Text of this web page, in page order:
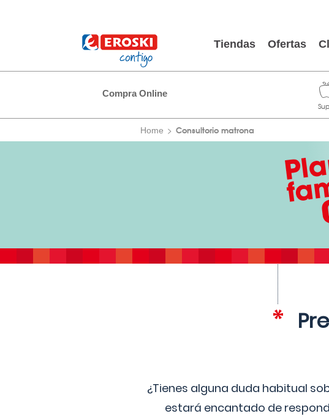
Tiendas Ofertas
Compra Online
Home Consultorio matrona
¿Tienes alguna duda habitual
estará encantado de